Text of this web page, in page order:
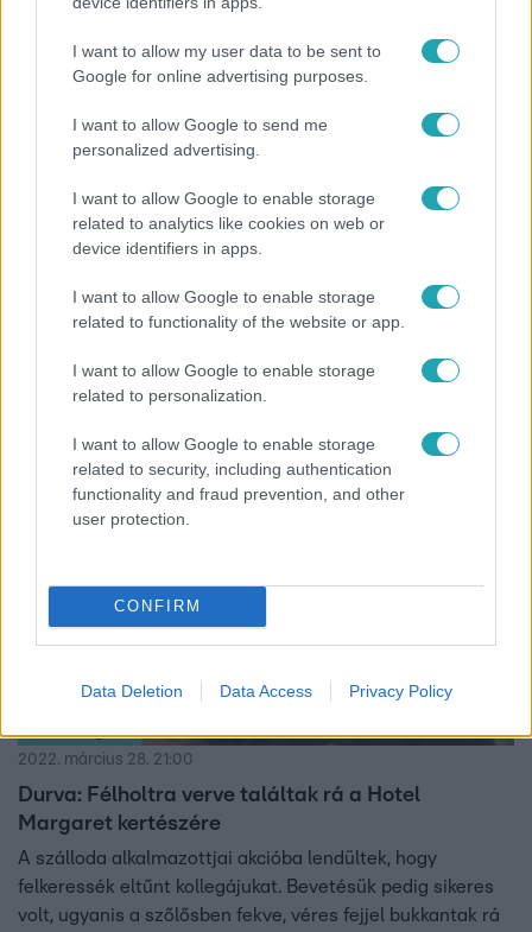
I want to allow my user data to be sent to
Google for online advertising purposes.
I want to allow Google to send me
personalized advertising.
I want to allow Google to enable storage
related to analytics like cookies on web or
device identifiers in apps.
I want to allow Google to enable storage
related to functionality of the website or app.
I want to allow Google to enable storage
related to personalization.
I want to allow Google to enable storage
related to security, including authentication
functionality and fraud prevention, and other
user protection.
CONFIRM
Data Deletion Data Access Privacy Policy
2022. április 7. 21:00
Előzetes: Kínaiak lepik el a Hotel Margaretet?
Feribá teljesen megzavarodik, miután egy egész seregnyi
idegen özönlik be a szálloda kapuján. Hogy az ismeretlen
vendégek miért érkeztek Tihanyba, kiderül a krimisorozat
pénteki epizódjából 21:55-kor az RTL Klubon!
2022. március 28. 21:00
Durva: Félholtra verve találtak rá a Hotel
Margaret kertészére
A szálloda alkalmazottjai akcióba lendültek, hogy
felkeressék eltűnt kollegájukat. Bevetésük pedig sikeres
volt, ugyanis a szőlősben fekve, véres fejjel bukkantak rá